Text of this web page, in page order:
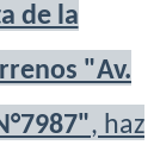
de la
"Av.
, haz